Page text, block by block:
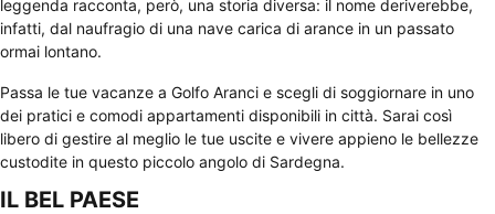
leggenda racconta, però, una storia diversa: il nome deriverebbe,
infatti, dal naufragio di una nave carica di arance in un passato
ormai lontano.
Passa le tue vacanze a Golfo Aranci e scegli di soggiornare in uno
dei pratici e comodi appartamenti disponibili in città. Sarai così
libero di gestire al meglio le tue uscite e vivere appieno le bellezze
custodite in questo piccolo angolo di Sardegna.
IL BEL PAESE